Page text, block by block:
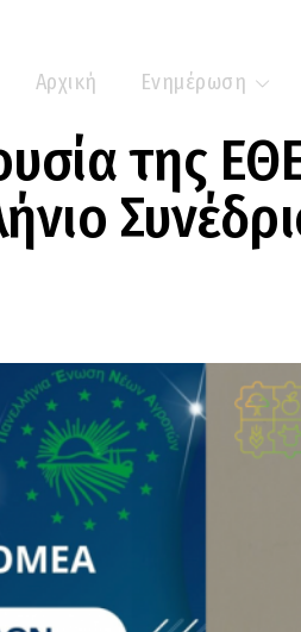
Αρχική Ενημέρωση
της